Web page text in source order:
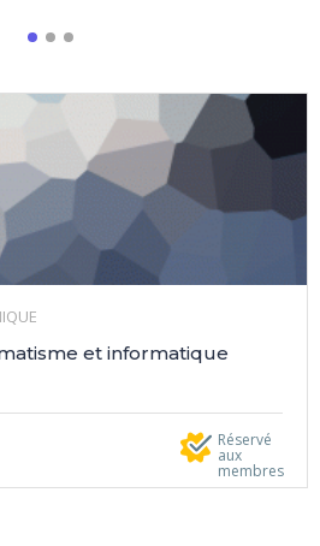
et informatique
Réservé
aux
membres